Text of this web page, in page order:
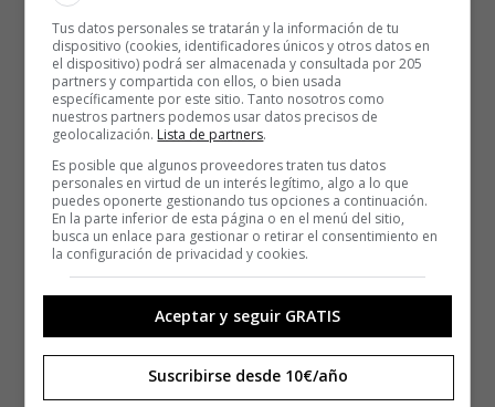
mundo», comenta Bernat Sanromà.
Tus datos personales se tratarán y la información de tu
dispositivo (cookies, identificadores únicos y otros datos en
el dispositivo) podrá ser almacenada y consultada por 205
partners y compartida con ellos, o bien usada
específicamente por este sitio. Tanto nosotros como
nuestros partners podemos usar datos precisos de
geolocalización. Lista de partners.
Es posible que algunos proveedores traten tus datos
personales en virtud de un interés legítimo, algo a lo que
puedes oponerte gestionando tus opciones a continuación.
En la parte inferior de esta página o en el menú del sitio,
busca un enlace para gestionar o retirar el consentimiento en
la configuración de privacidad y cookies.
Aceptar y seguir GRATIS
Suscribirse desde 10€/año